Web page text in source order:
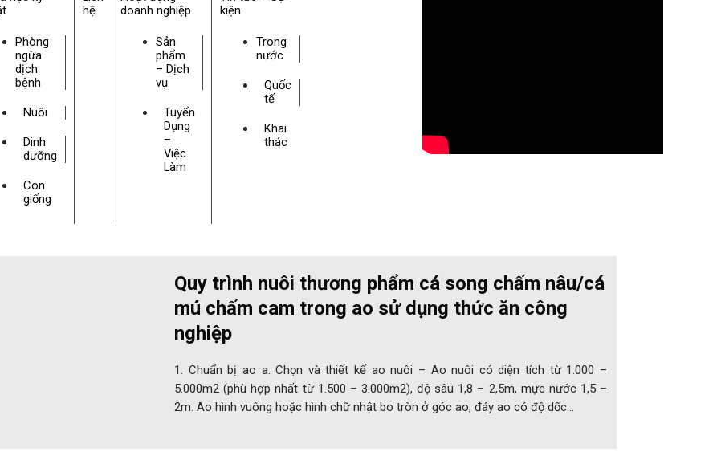
Phòng
ngừa
dịch
bệnh
Nuôi
Dinh
dưỡng
Con
giống
hệ
doanh nghiệp
Sản
phẩm
– Dịch
vụ
Tuyển
Dụng
–
Việc
Làm
kiện
Trong
nước
Quốc
tế
Khai
thác
Quy trình nuôi thương phẩm cá song chấm nâu/cá
mú chấm cam trong ao sử dụng thức ăn công
nghiệp
1. Chuẩn bị ao a. Chọn và thiết kế ao nuôi – Ao nuôi có diện tích từ 1.000 –
5.000m2 (phù hợp nhất từ 1.500 – 3.000m2), độ sâu 1,8 – 2,5m, mực nước 1,5 –
2m. Ao hình vuông hoặc hình chữ nhật bo tròn ở góc ao, đáy ao có độ dốc…